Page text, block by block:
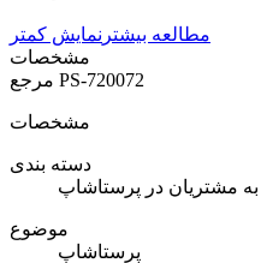
مطالعه بیشتر نمایش کمتر
مشخصات
PS-720072
مشخصات
دسته بندی
مشتریان در پرستاشاپ
موضوع
پرستاشاپ